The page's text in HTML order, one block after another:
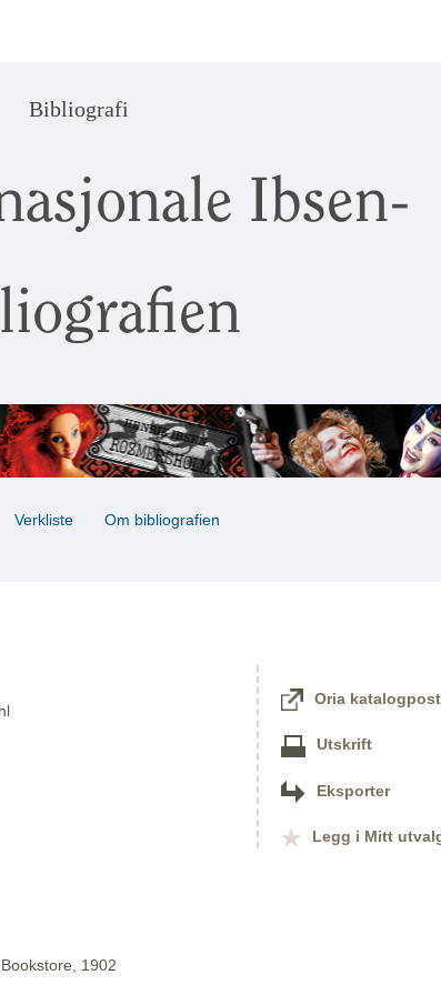
Bibliografi
Ibsen-
Verkliste Om bibliografien
1902
Oria katalogpost
Utskrift
Eksporter
Legg i Mitt